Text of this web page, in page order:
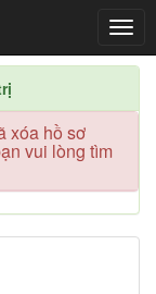
xóa hồ sơ
vui lòng tìm